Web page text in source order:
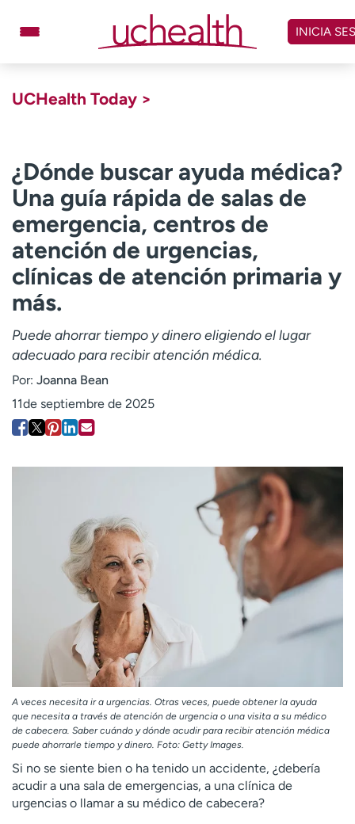
contenido
virtual
Facturación y precios
Remisiones
Dar
Carreras
Inicie sesión en My Health Connection
Acerca de UCHealth
Clases y eventos
Ready. Set. CO.
Ensayos clínicos
Empleados
Atención a medios de
comunicación
o
n
t
r
r
INICIA
UCHealth Today >
¿Dónde buscar ayuda médica?
Una guía rápida de salas de
emergencia, centros de
atención de urgencias,
clínicas de atención primaria y
más.
Puede ahorrar tiempo y dinero eligiendo el lugar
adecuado para recibir atención médica.
Por: Joanna Bean
11de septiembre de 2025
A veces necesita ir a urgencias. Otras veces, puede obtener la ayuda
que necesita a través de atención de urgencia o una visita a su médico
de cabecera. Saber cuándo y dónde acudir para recibir atención médica
puede ahorrarle tiempo y dinero. Foto: Getty Images.
Si no se siente bien o ha tenido un accidente, ¿debería
acudir a una sala de emergencias, a una clínica de
urgencias o llamar a su médico de cabecera?